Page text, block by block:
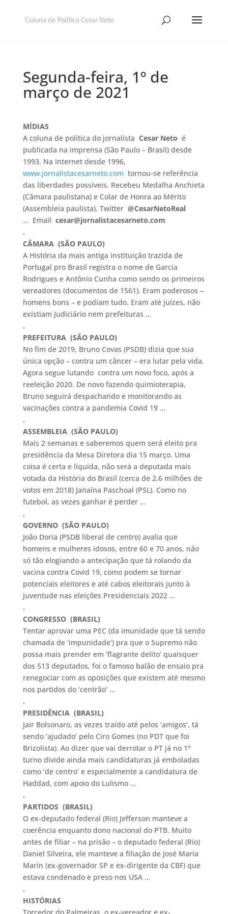
Segunda-feira, 1º de
março de 2021
MÍDIAS
A coluna de política do jornalista Cesar Neto é
publicada na imprensa (São Paulo – Brasil) desde
1993. Na Internet desde 1996,
www.jornalistacesarneto.com tornou-se referência
das liberdades possíveis. Recebeu Medalha Anchieta
(Câmara paulistana) e Colar de Honra ao Mérito
(Assembleia paulista). Twitter @CesarNetoReal
… Email cesar@jornalistacesarneto.com
.
CÂMARA (SÃO PAULO)
A História da mais antiga instituição trazida de
Portugal pro Brasil registra o nome de Garcia
Rodrigues e Antônio Cunha como sendo os primeiros
vereadores (documentos de 1561). Eram poderosos –
homens bons – e podiam tudo. Eram até juízes, não
existiam Judiciário nem prefeituras …
.
PREFEITURA (SÃO PAULO)
No fim de 2019, Bruno Covas (PSDB) dizia que sua
única opção – contra um câncer – era lutar pela vida.
Agora segue lutando contra um novo foco, após a
reeleição 2020. De novo fazendo quimioterapia,
Bruno seguirá despachando e monitorando as
vacinações contra a pandemia Covid 19 …
.
ASSEMBLEIA (SÃO PAULO)
Mais 2 semanas e saberemos quem será eleito pra
presidência da Mesa Diretora dia 15 março. Uma
coisa é certa e líquida, não será a deputada mais
votada da História do Brasil (cerca de 2,6 milhões de
votos em 2018) Janaína Paschoal (PSL). Como no
futebol, as vezes ganhar é perder …
.
GOVERNO (SÃO PAULO)
João Doria (PSDB liberal de centro) avalia que
homens e mulheres idosos, entre 60 e 70 anos, não
só tão elogiando a antecipação que tá rolando da
vacina contra Covid 19, como podem se tornar
potenciais eleitores e até cabos eleitorais junto à
juventude nas eleições Presidenciais 2022 …
.
CONGRESSO (BRASIL)
Tentar aprovar uma PEC (da imunidade que tá sendo
chamada de ‘impunidade’) pra que o Supremo não
possa mais prender em ‘flagrante delito’ quaisquer
dos 513 deputados, foi o famoso balão de ensaio pra
renegociar com as oposições que existem até mesmo
nos partidos do ‘centrão’ …
.
PRESIDÊNCIA (BRASIL)
Jair Bolsonaro, as vezes traído até pelos ‘amigos’, tá
sendo ‘ajudado’ pelo Ciro Gomes (no PDT que foi
Brizolista). Ao dizer que vai derrotar o PT já no 1º
turno divide ainda mais candidaturas já emboladas
como ‘de centro’ e especialmente a candidatura de
Haddad, com apoio do Lulismo …
.
PARTIDOS (BRASIL)
O ex-deputado federal (Rio) Jefferson manteve a
coerência enquanto dono nacional do PTB. Muito
antes de filiar – na prisão – o deputado federal (Rio)
Daniel Silveira, ele manteve a filiação de José Maria
Marin (ex-governador SP e ex-dirigente da CBF) que
estava condenado e preso nos USA …
.
HISTÓRIAS